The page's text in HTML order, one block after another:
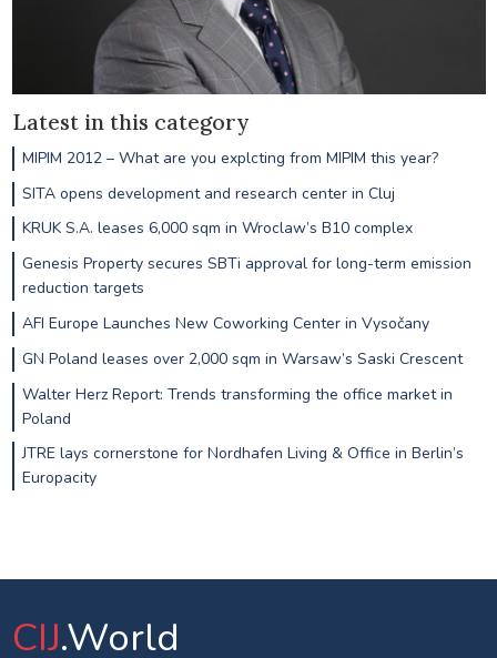
Latest in this category
MIPIM 2012 – What are you explcting from MIPIM this year?
SITA opens development and research center in Cluj
KRUK S.A. leases 6,000 sqm in Wroclaw’s B10 complex
Genesis Property secures SBTi approval for long-term emission
reduction targets
AFI Europe Launches New Coworking Center in Vysočany
GN Poland leases over 2,000 sqm in Warsaw’s Saski Crescent
Walter Herz Report: Trends transforming the office market in
Poland
JTRE lays cornerstone for Nordhafen Living & Office in Berlin’s
Europacity
CIJ.World